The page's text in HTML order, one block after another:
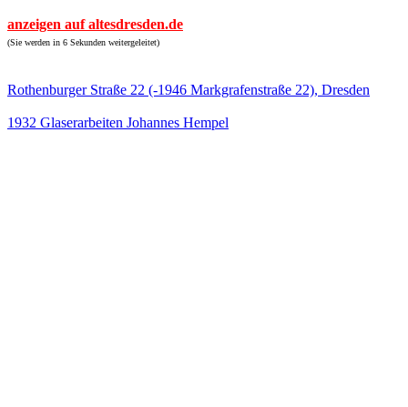
anzeigen auf altesdresden.de
(Sie werden in 6 Sekunden weitergeleitet)
Rothenburger Straße 22 (-1946 Markgrafenstraße 22), Dresden
1932 Glaserarbeiten Johannes Hempel